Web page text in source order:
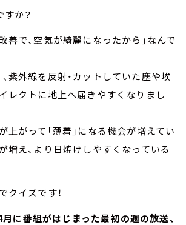
すか？
善で、空気が綺麗になったから」なんで
紫外線を反射・カットしていた塵や埃
レクトに地上へ届きやすくなりまし
上がって「薄着」になる機会が増えてい
増え、より日焼けしやすくなっている
クイズです！
に番組がはじまった最初の週の放送、